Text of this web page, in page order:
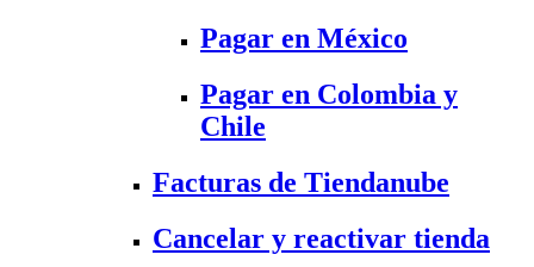
Pagar en México
Pagar en Colombia y
Chile
Facturas de Tiendanube
Cancelar y reactivar tienda